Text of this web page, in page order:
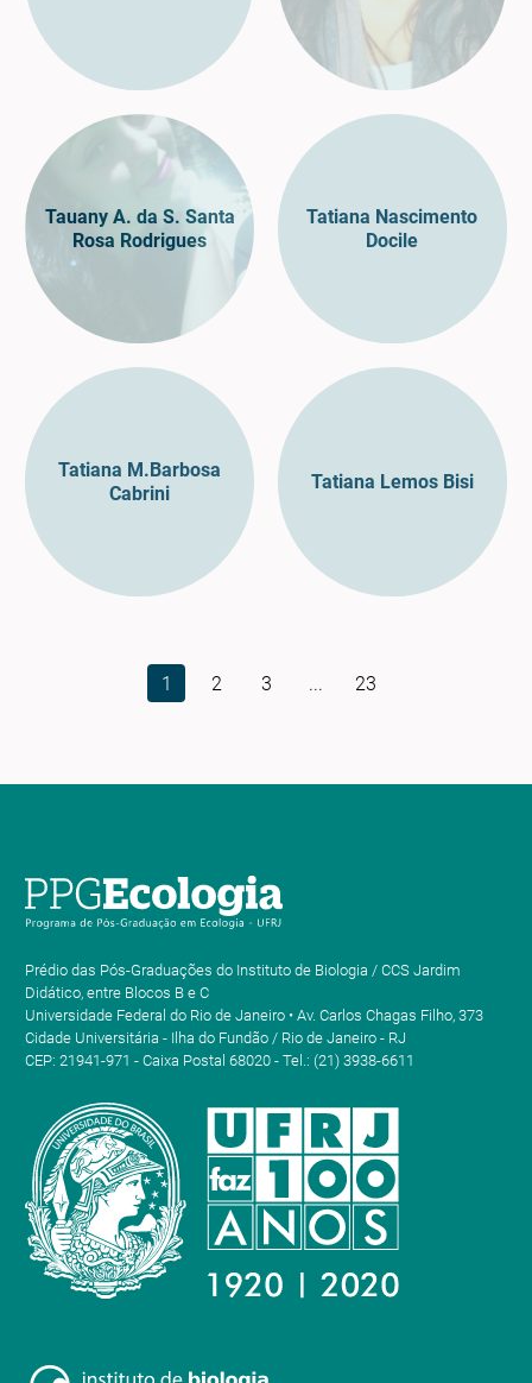
Tauany A. da S. Santa
Rosa Rodrigues
Tatiana Nascimento
Docile
Tatiana M.Barbosa
Cabrini
Tatiana Lemos Bisi
1 2 3 ... 23
Prédio das Pós-Graduações do Instituto de Biologia / CCS Jardim
Didático, entre Blocos B e C
Universidade Federal do Rio de Janeiro • Av. Carlos Chagas Filho, 373
Cidade Universitária - Ilha do Fundão / Rio de Janeiro - RJ
CEP: 21941-971 - Caixa Postal 68020 - Tel.: (21) 3938-6611